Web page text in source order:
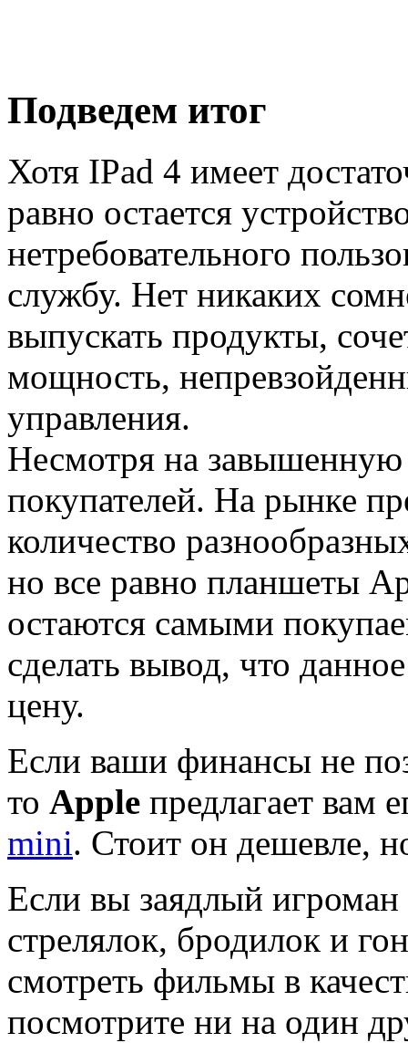
Подведем итог
Хотя IPad 4 имеет
равно остается
нетребовательного
службу. Нет никаких
выпускать продукты,
мощность,
управления.
Несмотря на завышенную
покупателей. На рынке
количество
но все равно планшеты
остаются самыми
сделать вывод, что
цену.
Если ваши финансы не
то Apple предлагает вам
mini. Стоит он дешевле,
Если вы заядлый
стрелялок, бродилок и
смотреть фильмы в
посмотрите ни на один